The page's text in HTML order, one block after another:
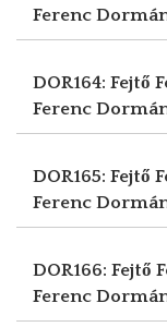
Ferenc
DOR164: Fejtő
Ferenc
DOR165: Fejtő
Ferenc
DOR166: Fejtő
Ferenc